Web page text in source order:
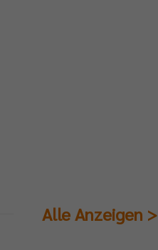
Alle Anzeigen >